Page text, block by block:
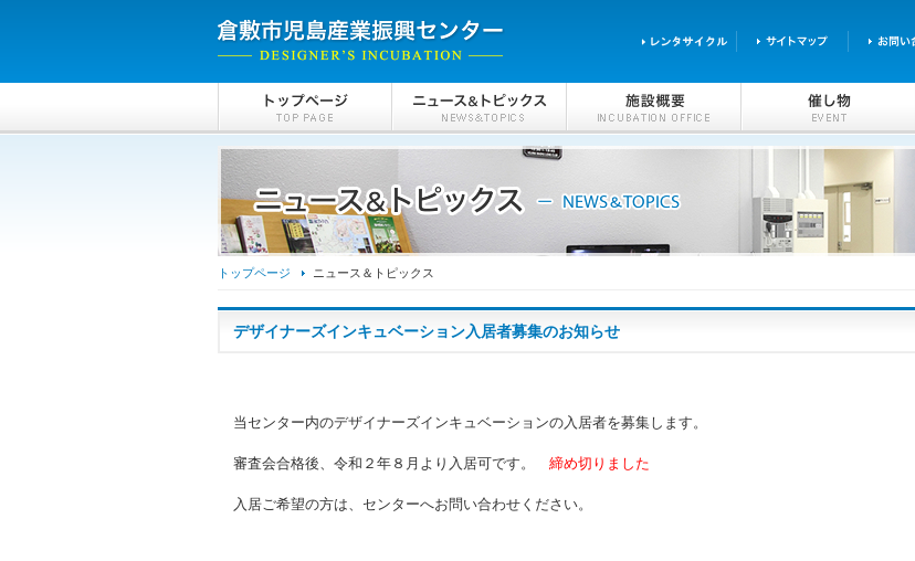
トップページ ニュース＆トピックス
デザイナーズインキュベーション入居者募集のお知らせ
当センター内のデザイナーズインキュベーションの入居者を募集します。
審査会合格後、令和２年８月より入居可です。 締め切りました
入居ご希望の方は、センターへお問い合わせください。